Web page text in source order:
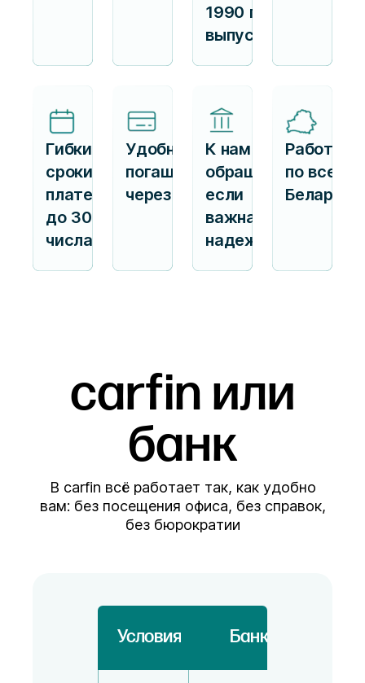
1990 г.
выпуска
Гибкие
сроки
платежа —
до 30
числа
Удобное
погашение
через ЕРИП
К нам
обращаются,
если
важна
надежность
Работаем
по всей
Беларуси
carfin или
банк
В carfin всё работает так, как удобно
вам: без посещения офиса, без справок,
без бюрократии
Условия Банк